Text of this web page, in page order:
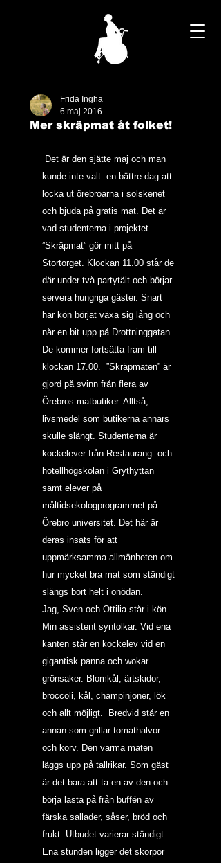
Mer skräpmat åt folket!
Frida Ingha
6 maj 2016
kunde inte valt  en bättre dag att
locka ut örebroarna i solskenet
och bjuda på gratis mat. Det är
vad studenterna i projektet
”Skräpmat” gör mitt på
Stortorget. Klockan 11.00 står de
där under två partytält och börjar
servera hungriga gäster. Snart
har kön börjat växa sig lång och
når en bit upp på Drottninggatan.
De kommer fortsätta fram till
klockan 17.00.  ”Skräpmaten” är
gjord på svinn från flera av
Örebros matbutiker. Alltså,
livsmedel som butikerna annars
skulle slängt. Studenterna är
kockelever från Restaurang- och
hotellhögskolan i Grythyttan
samt elever på
måltidsekologprogrammet på
Örebro universitet. Det här är
deras insats för att
uppmärksamma allmänheten om
hur mycket bra mat som ständigt
slängs bort helt i onödan.
Jag, Sven och Ottilia står i kön.
Min assistent syntolkar. Vid ena
kanten står en kockelev vid en
gigantisk panna och wokar
grönsaker. Blomkål, ärtskidor,
broccoli, kål, champinjoner, lök
och allt möjligt.  Bredvid står en
annan som grillar tomathalvor
och korv. Den varma maten
läggs upp på tallrikar. Som gäst
är det bara att ta en av den och
börja lasta på från buffén av
färska sallader, såser, bröd och
frukt. Utbudet varierar ständigt.
Ena stunden ligger det skorpor